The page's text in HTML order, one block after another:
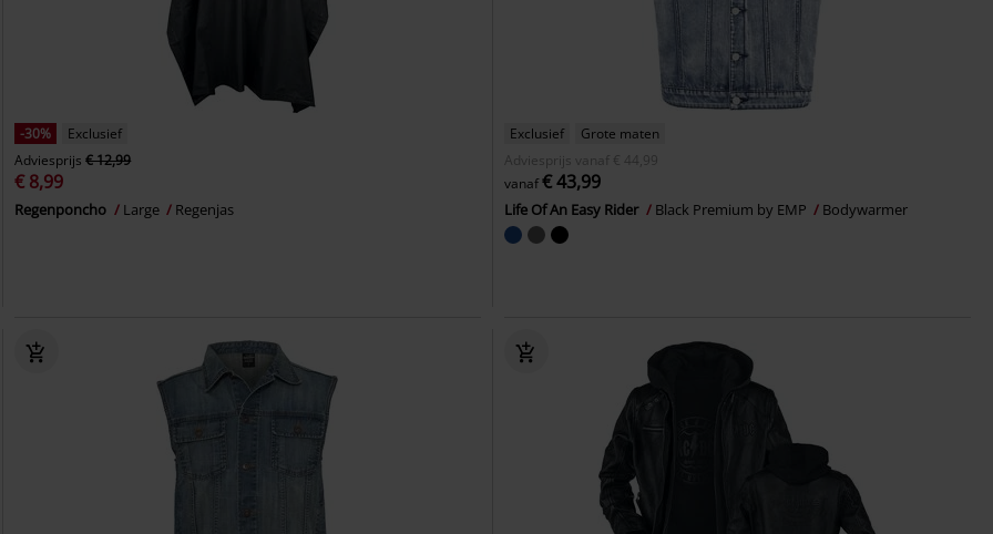
-30%
Exclusief
Adviesprijs € 12,99
€ 8,99
Regenponcho Large Regenjas
Exclusief
Grote maten
Adviesprijs
vanaf € 44,99
vanaf€ 43,99
Life Of An Easy Rider Black Premium by EMP Bodywarmer